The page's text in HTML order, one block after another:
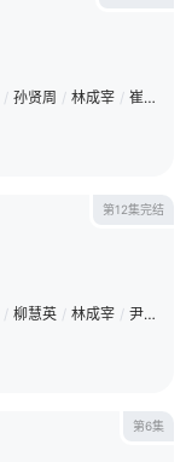
/ 孙贤周 / 林成宰 / 崔大勋
第12集完结
/ 柳慧英 / 林成宰 / 尹均相
第6集